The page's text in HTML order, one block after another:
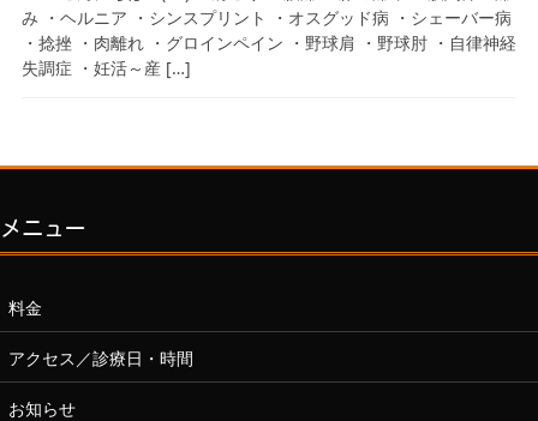
み ・ヘルニア ・シンスプリント ・オスグッド病 ・シェーバー病
・捻挫 ・肉離れ ・グロインペイン ・野球肩 ・野球肘 ・自律神経
失調症 ・妊活～産 […]
メニュー
料金
アクセス／診療日・時間
お知らせ